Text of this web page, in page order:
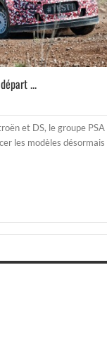
...
et DS, le groupe PSA
les modèles désormais